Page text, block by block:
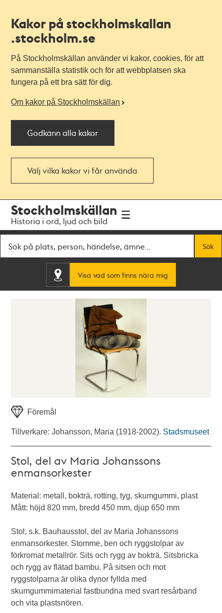
Kakor på stockholmskallan
.stockholm.se
På Stockholmskällan använder vi kakor, cookies, för att
sammanställa statistik och för att webbplatsen ska
fungera på ett bra sätt för dig.
Om kakor på Stockholmskällan
Godkänn alla kakor
Välj vilka kakor vi får använda
navigationen
huvudinnehållet
Stockholmskällan
Historia i ord, ljud och bild
Sök
Visa vad som finns nära mig
Föremål
Tillverkare: Johansson, Maria (1918-2002). Stadsmuseet
Stol, del av Maria Johanssons
enmansorkester
Material: metall, bokträ, rotting, tyg, skumgummi, plast
Mått: höjd 820 mm, bredd 450 mm, djup 650 mm
Stol, s.k. Bauhausstol, del av Maria Johanssons
enmansorkester. Stomme, ben och ryggstolpar av
förkromat metallrör. Sits och rygg av bokträ. Sitsbricka
och rygg av flätad bambu. På sitsen och mot
ryggstolparna är olika dynor fyllda med
skumgummimaterial fastbundna med svart resårband
och vita plastsnören.